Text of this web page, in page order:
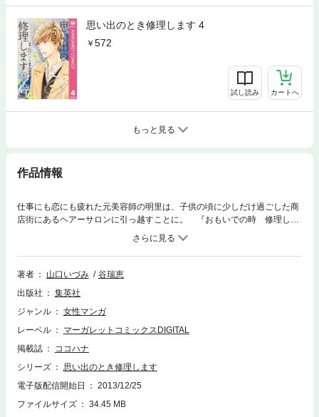
思い出のとき修理します 4
572
試し読み カートへ
もっと見る
作品情報
仕事にも恋にも疲れた元美容師の明里は、子供の頃に少しだけ過ごした商
店街にあるヘアーサロンに引っ越すことに。 『おもいでの時 修理しま
す』という奇妙なプレートを掲げた時計屋の青年・秀司、風変わりで少々
毒舌な大学生・太一と親しくなった明里は、商店街で起こる不思議な事件
に巻き込まれていくが…？
著者
山口いづみ
谷瑞恵
出版社
集英社
ジャンル
女性マンガ
レーベル
マーガレットコミックスDIGITAL
掲載誌
ココハナ
シリーズ
思い出のとき修理します
電子版配信開始日
2013/12/25
ファイルサイズ
34.45 MB